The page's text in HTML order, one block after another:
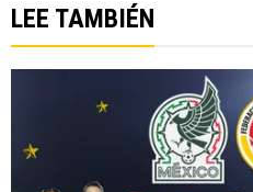
LEE TAMBIÉN